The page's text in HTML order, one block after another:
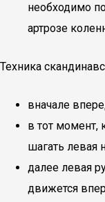
необходимо
артрозе
Техника
вначале
в тот момент,
шагать левая
далее левая
движется